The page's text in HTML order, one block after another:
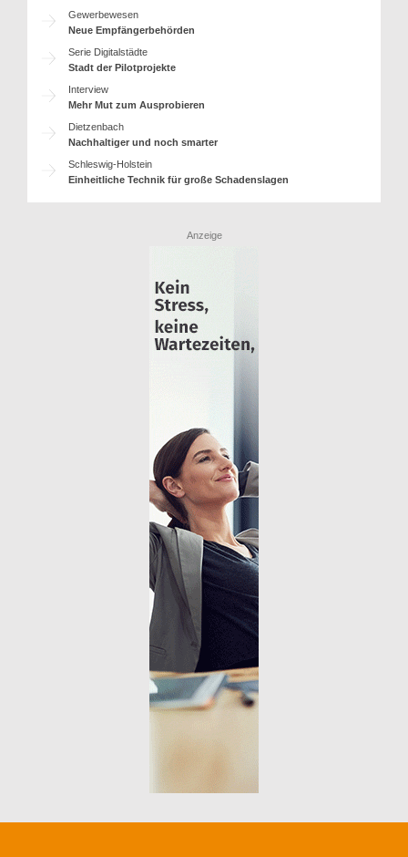
Gewerbewesen
Neue Empfängerbehörden
Serie Digitalstädte
Stadt der Pilotprojekte
Interview
Mehr Mut zum Ausprobieren
Dietzenbach
Nachhaltiger und noch smarter
Schleswig-Holstein
Einheitliche Technik für große Schadenslagen
Anzeige